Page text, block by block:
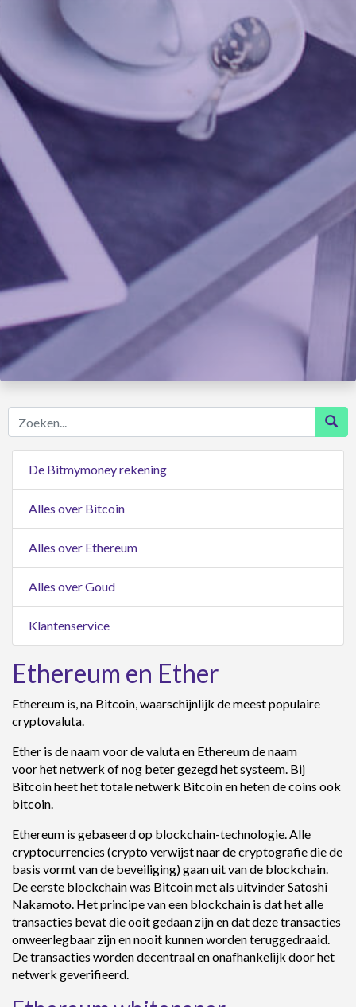
Zoeken...
De Bitmymoney rekening
Alles over Bitcoin
Alles over Ethereum
Alles over Goud
Klantenservice
Ethereum en Ether
Ethereum is, na Bitcoin, waarschijnlijk de meest populaire
cryptovaluta.
Ether is de naam voor de valuta en Ethereum de naam
voor het netwerk of nog beter gezegd het systeem. Bij
Bitcoin heet het totale netwerk Bitcoin en heten de coins ook
bitcoin.
Ethereum is gebaseerd op blockchain-technologie. Alle
cryptocurrencies (crypto verwijst naar de cryptografie die de
basis vormt van de beveiliging) gaan uit van de blockchain.
De eerste blockchain was Bitcoin met als uitvinder Satoshi
Nakamoto. Het principe van een blockchain is dat het alle
transacties bevat die ooit gedaan zijn en dat deze transacties
onweerlegbaar zijn en nooit kunnen worden teruggedraaid.
De transacties worden decentraal en onafhankelijk door het
netwerk geverifieerd.